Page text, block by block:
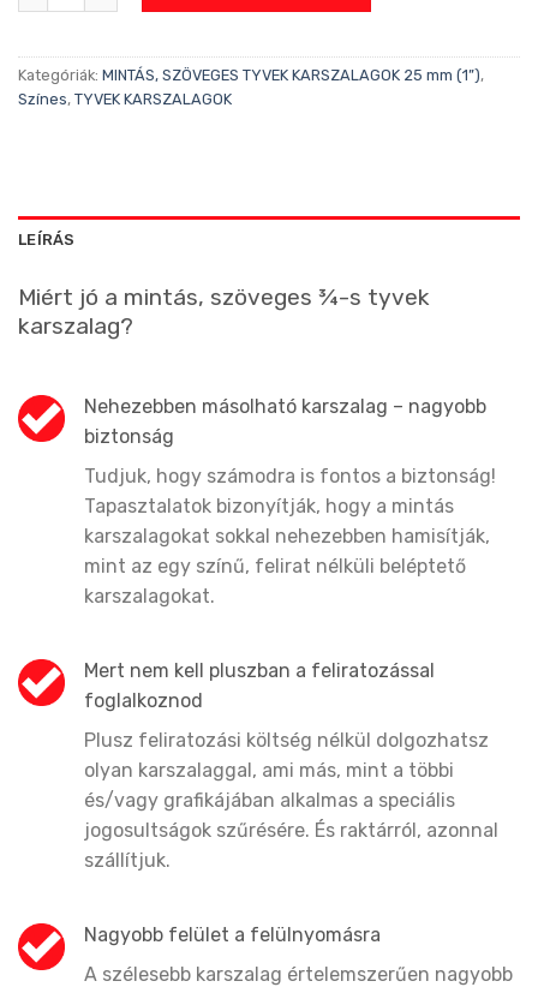
Kategóriák: MINTÁS, SZÖVEGES TYVEK KARSZALAGOK 25 mm (1”),
Színes, TYVEK KARSZALAGOK
LEÍRÁS
Miért jó a mintás, szöveges ¾-s tyvek
karszalag?
Nehezebben másolható karszalag – nagyobb
biztonság
Tudjuk, hogy számodra is fontos a biztonság!
Tapasztalatok bizonyítják, hogy a mintás
karszalagokat sokkal nehezebben hamisítják,
mint az egy színű, felirat nélküli beléptető
karszalagokat.
Mert nem kell pluszban a feliratozással
foglalkoznod
Plusz feliratozási költség nélkül dolgozhatsz
olyan karszalaggal, ami más, mint a többi
és/vagy grafikájában alkalmas a speciális
jogosultságok szűrésére. És raktárról, azonnal
szállítjuk.
Nagyobb felület a felülnyomásra
A szélesebb karszalag értelemszerűen nagyobb